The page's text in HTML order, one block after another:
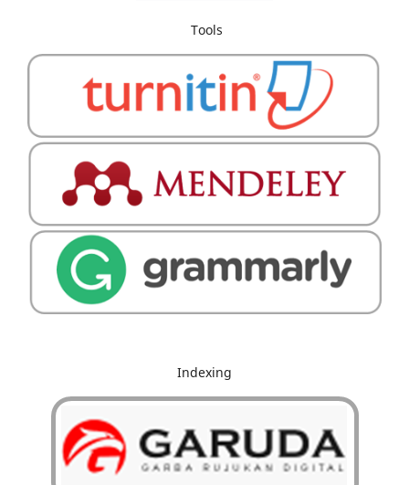
Tools
Indexing